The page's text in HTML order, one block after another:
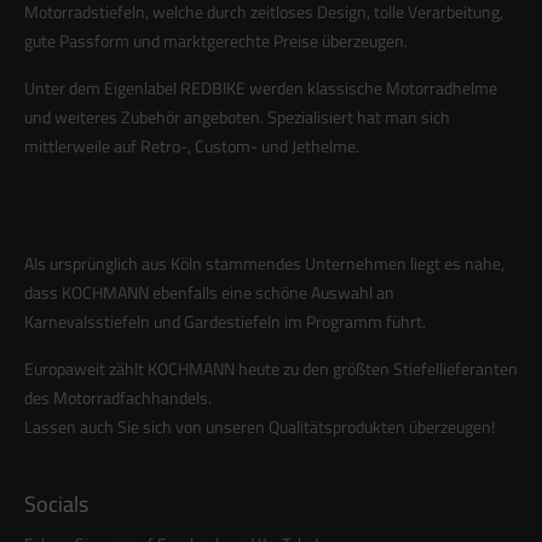
info@yourdomain.com
About us
Lorem ipsum dolor sit amet, consectetuer adipiscing elit.
Motorradstiefeln, welche durch zeitloses Design, tolle Verarbeitung,
gute Passform und marktgerechte Preise überzeugen.
Unter dem Eigenlabel REDBIKE werden klassische Motorradhelme
und weiteres Zubehör angeboten. Spezialisiert hat man sich
mittlerweile auf Retro-, Custom- und Jethelme.
Als ursprünglich aus Köln stammendes Unternehmen liegt es nahe,
dass KOCHMANN ebenfalls eine schöne Auswahl an
Karnevalsstiefeln und Gardestiefeln im Programm führt.
Europaweit zählt KOCHMANN heute zu den größten Stiefellieferanten
des Motorradfachhandels.
Lassen auch Sie sich von unseren Qualitätsprodukten überzeugen!
Socials